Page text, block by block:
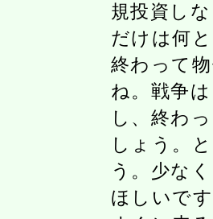
規投資し
だけは何
終わって
ね。戦争
し、終わ
しょう。
う。少な
ほしいで